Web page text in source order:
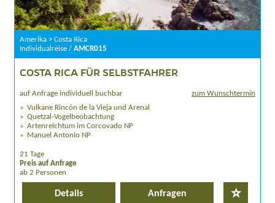
Amerika > Costa Rica
Individualreise / AMCR015
COSTA RICA FÜR SELBSTFAHRER
auf Anfrage individuell buchbar
zum Wunschtermin
Vulkane Rincón de la Vieja und Arenal
Quetzal-Vogelbeobachtung
Artenreichtum im Corcovado NP
Manuel Antonio NP
21 Tage
Preis auf Anfrage
ab 2 Personen
Details Anfragen